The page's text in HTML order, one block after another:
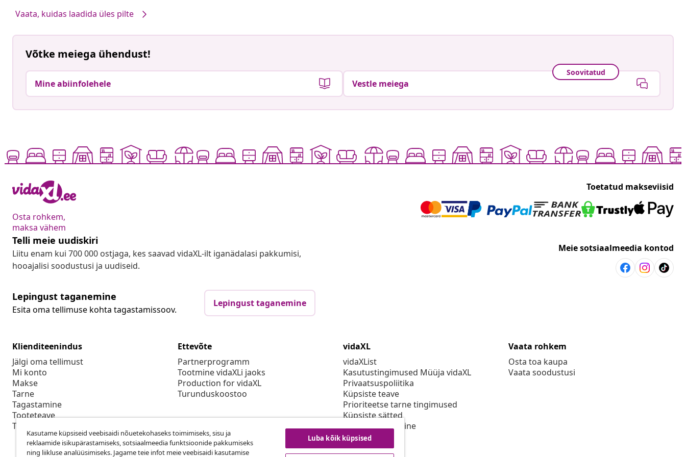
Vaata, kuidas laadida üles pilte
Võtke meiega ühendust!
Mine abiinfolehele
Soovitatud
Vestle meiega
Osta rohkem,
maksa vähem
Toetatud makseviisid
Telli meie uudiskiri
Liitu enam kui 700 000 ostjaga, kes saavad vidaXL-ilt iganädalasi pakkumisi,
hooajalisi soodustusi ja uudiseid.
Meie sotsiaalmeedia kontod
Lepingust taganemine
Esita oma tellimuse kohta tagastamissoov.
Lepingust taganemine
Klienditeenindus
Jälgi oma tellimust
Mi konto
Makse
Tarne
Tagastamine
Tooteteave
Tellimus
Ettevõte
Partnerprogramm
Tootmine vidaXLi jaoks
Production for vidaXL
Turunduskoostoo
vidaXL
vidaXList
Kasutustingimused Müüja vidaXL
Privaatsuspoliitika
Küpsiste teave
Prioriteetse tarne tingimused
Küpsiste sätted
vidaXLis töötamine
Turvalisus
Eli vastutav isik
Vaata rohkem
Osta toa kaupa
Vaata soodustusi
Kasutame küpsiseid veebisaidi nõuetekohaseks toimimiseks, sisu ja
reklaamide isikupärastamiseks, sotsiaalmeedia funktsioonide pakkumiseks
ning liikluse analüüsimiseks. Jagame teie infot meie veebisaidi kasutamise
Luba kõik küpsised